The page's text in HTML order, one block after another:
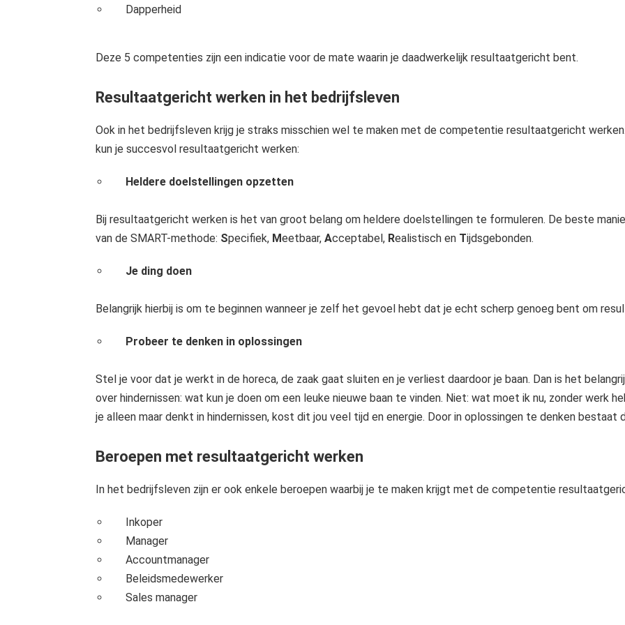
Dapperheid
Deze 5 competenties zijn een indicatie voor de mate waarin je daadwerkelijk resultaatgericht bent.
Resultaatgericht werken in het bedrijfsleven
Ook in het bedrijfsleven krijg je straks misschien wel te maken met de competentie resultaatgericht
kun je succesvol resultaatgericht werken:
Heldere doelstellingen opzetten
Bij resultaatgericht werken is het van groot belang om heldere doelstellingen te formuleren. De beste
van de SMART-methode: Specifiek, Meetbaar, Acceptabel, Realistisch en Tijdsgebonden.
Je ding doen
Belangrijk hierbij is om te beginnen wanneer je zelf het gevoel hebt dat je echt scherp genoeg bent om
Probeer te denken in oplossingen
Stel je voor dat je werkt in de horeca, de zaak gaat sluiten en je verliest daardoor je baan. Dan is het
over hindernissen: wat kun je doen om een leuke nieuwe baan te vinden. Niet: wat moet ik nu, zonder werk
je alleen maar denkt in hindernissen, kost dit jou veel tijd en energie. Door in oplossingen te denken
Beroepen met resultaatgericht werken
In het bedrijfsleven zijn er ook enkele beroepen waarbij je te maken krijgt met de competentie
Inkoper
Manager
Accountmanager
Beleidsmedewerker
Sales manager